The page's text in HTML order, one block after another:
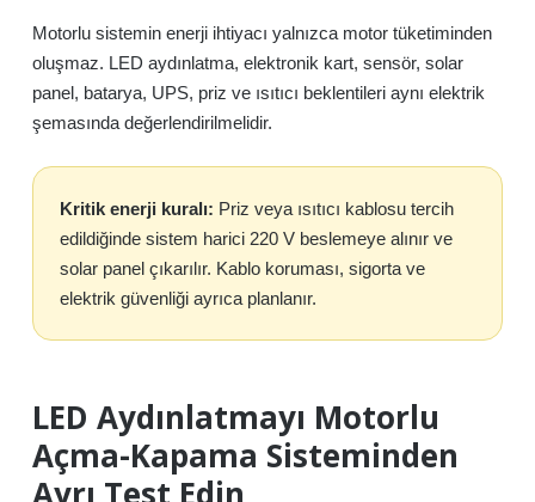
Motorlu sistemin enerji ihtiyacı yalnızca motor tüketiminden
oluşmaz. LED aydınlatma, elektronik kart, sensör, solar
panel, batarya, UPS, priz ve ısıtıcı beklentileri aynı elektrik
şemasında değerlendirilmelidir.
Kritik enerji kuralı: Priz veya ısıtıcı kablosu tercih
edildiğinde sistem harici 220 V beslemeye alınır ve
solar panel çıkarılır. Kablo koruması, sigorta ve
elektrik güvenliği ayrıca planlanır.
LED Aydınlatmayı Motorlu
Açma-Kapama Sisteminden